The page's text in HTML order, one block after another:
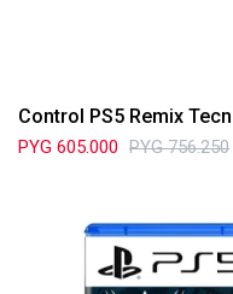
Control PS5 Remix
PYG 605.000 PYG 756.250